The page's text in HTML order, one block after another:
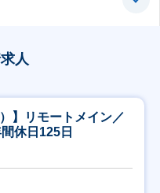
人
】リモートメイン／
休日125日